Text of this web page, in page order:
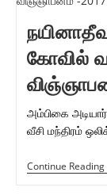
கோவில்
அம்பிகை
வீசி மந்திரம்
Continue Reading